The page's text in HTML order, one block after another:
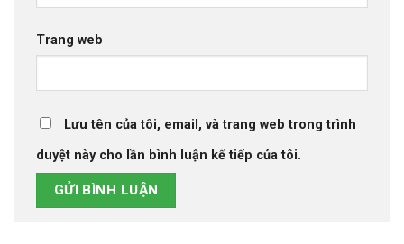
Trang web
Lưu tên của tôi, email, và trang web trong trình
duyệt này cho lần bình luận kế tiếp của tôi.